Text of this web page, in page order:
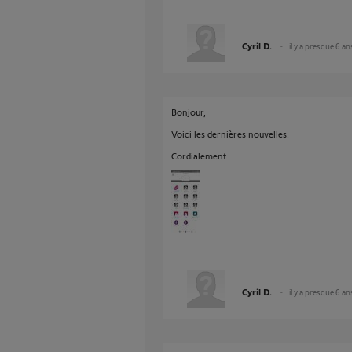
Cyril D. il y a presque 6
Bonjour,
Voici les dernières nouvelles.
Cordialement
Cyril D. il y a presque 6